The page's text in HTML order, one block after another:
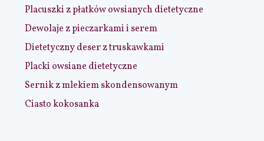
Placuszki z płatków owsianych dietetyczne
Dewolaje z pieczarkami i serem
Dietetyczny deser z truskawkami
Placki owsiane dietetyczne
Sernik z mlekiem skondensowanym
Ciasto kokosanka